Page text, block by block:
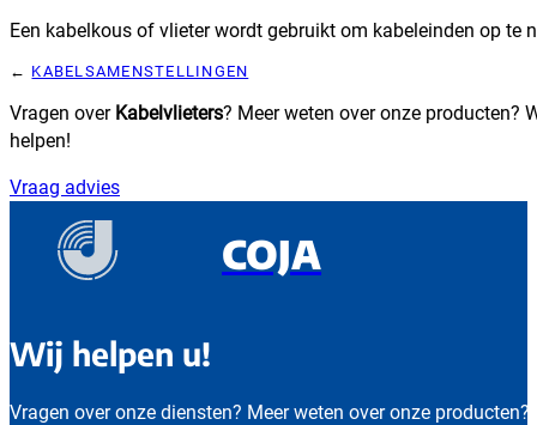
Een kabelkous of vlieter wordt gebruikt om kabeleinden op
KABELSAMENSTELLINGEN
Vragen over Kabelvlieters? Meer weten over onze producten?
helpen!
Vraag advies
COJA
Wij helpen u!
Vragen over onze diensten? Meer weten over onze producten?